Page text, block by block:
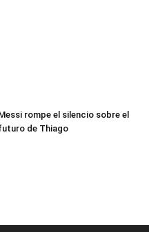
rompe el silencio sobre el
de Thiago